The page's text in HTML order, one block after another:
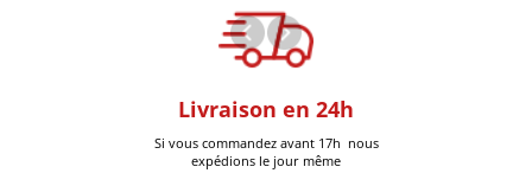
Livraison en 24h
Si vous commandez avant 17h nous
expédions le jour même